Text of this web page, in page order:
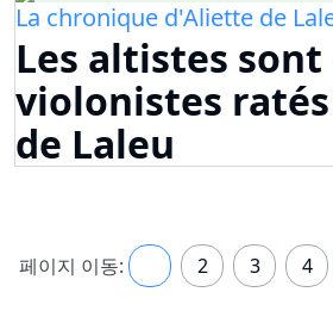
La chronique d'Aliette de
Les altistes sont
violonistes
de Laleu
페이지 이동: 2 3 4